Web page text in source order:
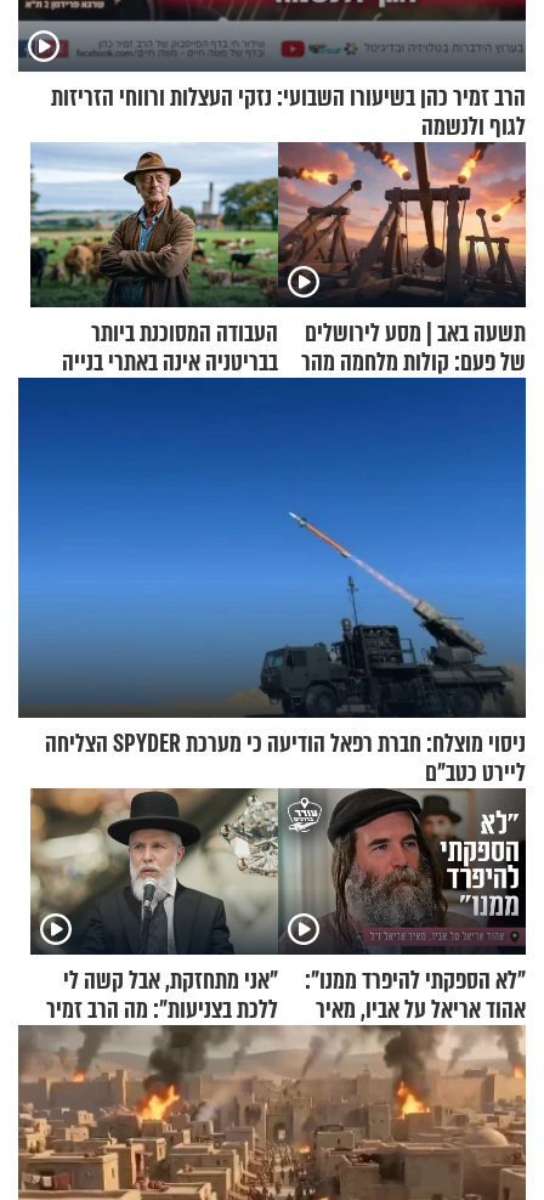
הרב זמיר כהן בשיעורו השבועי: נזקי העצלות ורווחי הזריזות
לגוף ולנשמה
תשעה באב | מסע לירושלים
של פעם: קולות מלחמה מהר
העבודה המסוכנת ביותר
בבריטניה אינה באתרי בנייה
ניסוי מוצלח: חברת רפאל הודיעה כי מערכת SPYDER הצליחה
ליירט כטב"ם
"לא הספקתי להיפרד ממנו":
אהוד אריאל על אביו, מאיר
אריאל ז"ל
"אני מתחזקת, אבל קשה לי
ללכת בצניעות": מה הרב זמיר
כהן המליץ לה לעשות?